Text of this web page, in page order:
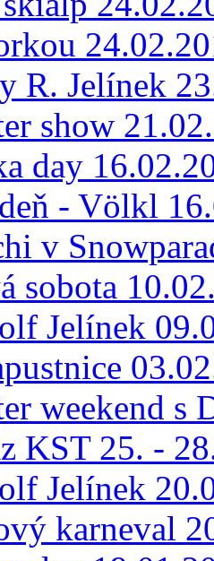
R. Jelínek
show
day
- Völkl
v
sobota
Jelínek
weekend
KST 25. -
Jelínek
karneval